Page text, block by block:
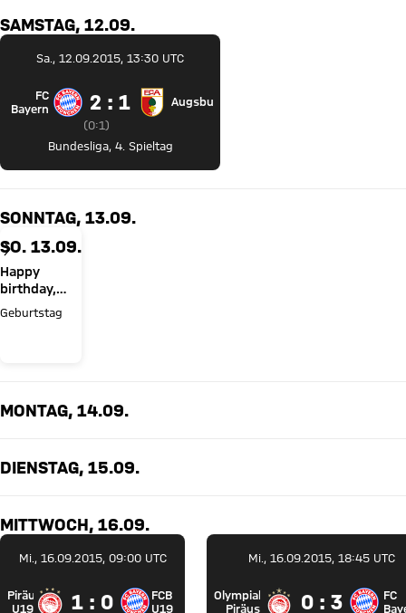
SAMSTAG, 12.09.
Sa., 12.09.2015, 13:30 UTC
FC Bayern München gegen FC Augsburg
FC
Bayern
2 zu 1
2 : 1
(Zwischenergebnis:
0 zu 1 nach Erste Halbzeit
0:1)
Augsburg
Bundesliga, 4. Spieltag
SONNTAG, 13.09.
SO. 13.09.
Happy
birthday,
Sacha Boey!
Geburtstag
MONTAG, 14.09.
DIENSTAG, 15.09.
MITTWOCH, 16.09.
Mi., 16.09.2015, 09:00 UTC
Olympiakos Piräus U19 gegen FC Bayern U19
Piräus
U19
1 zu 0
1 : 0
FCB
U19
Mi., 16.09.2015, 18:45 UTC
Olympiakos
Olympiakos
Piräus
0 zu 3
0 : 3
FC